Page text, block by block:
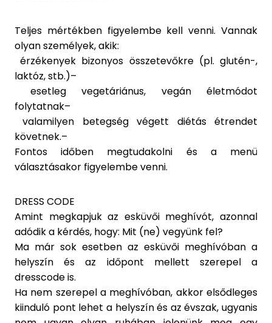
Teljes mértékben figyelembe kell venni. Vannak
olyan személyek, akik:
érzékenyek bizonyos összetevőkre (pl. glutén-,
laktóz, stb.)–
esetleg vegetáriánus, vegán életmódot
folytatnak–
valamilyen betegség végett diétás étrendet
követnek.–
Fontos időben megtudakolni és a menü
választásakor figyelembe venni.
DRESS CODE
Amint megkapjuk az esküvői meghívót, azonnal
adódik a kérdés, hogy: Mit (ne) vegyünk fel?
Ma már sok esetben az esküvői meghívóban a
helyszín és az időpont mellett szerepel a
dresscode is.
Ha nem szerepel a meghívóban, akkor elsődleges
kiinduló pont lehet a helyszín és az évszak, ugyanis